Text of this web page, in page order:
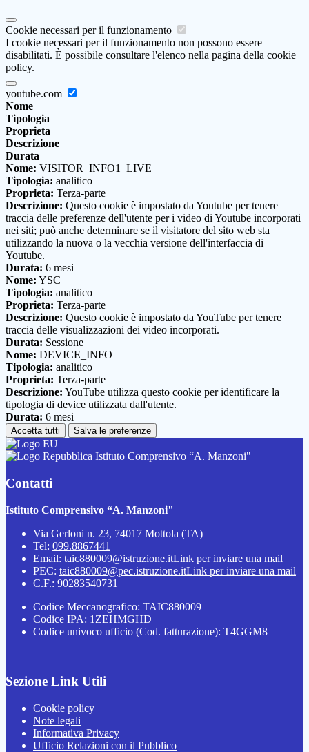
Cookie necessari per il funzionamento
I cookie necessari per il funzionamento non possono essere
disabilitati. È possibile consultare l'elenco nella pagina della cookie
policy.
youtube.com
Nome
Tipologia
Proprieta
Descrizione
Durata
Nome: VISITOR_INFO1_LIVE
Tipologia: analitico
Proprieta: Terza-parte
Descrizione: Questo cookie è impostato da Youtube per tenere
traccia delle preferenze dell'utente per i video di Youtube incorporati
nei siti; può anche determinare se il visitatore del sito web sta
utilizzando la nuova o la vecchia versione dell'interfaccia di
Youtube.
Durata: 6 mesi
Nome: YSC
Tipologia: analitico
Proprieta: Terza-parte
Descrizione: Questo cookie è impostato da YouTube per tenere
traccia delle visualizzazioni dei video incorporati.
Durata: Sessione
Nome: DEVICE_INFO
Tipologia: analitico
Proprieta: Terza-parte
Descrizione: YouTube utilizza questo cookie per identificare la
tipologia di device utilizzata dall'utente.
Durata: 6 mesi
Accetta tutti Salva le preferenze
Istituto Comprensivo “A. Manzoni"
Contatti
Istituto Comprensivo “A. Manzoni"
Via Gerloni n. 23, 74017 Mottola (TA)
Tel: 099.8867441
Email: taic880009@istruzione.itLink per inviare una mail
PEC: taic880009@pec.istruzione.itLink per inviare una mail
C.F.: 90283540731
Codice Meccanografico: TAIC880009
Codice IPA: 1ZEHMGHD
Codice univoco ufficio (Cod. fatturazione): T4GGM8
Sezione Link Utili
Cookie policy
Note legali
Informativa Privacy
Ufficio Relazioni con il Pubblico